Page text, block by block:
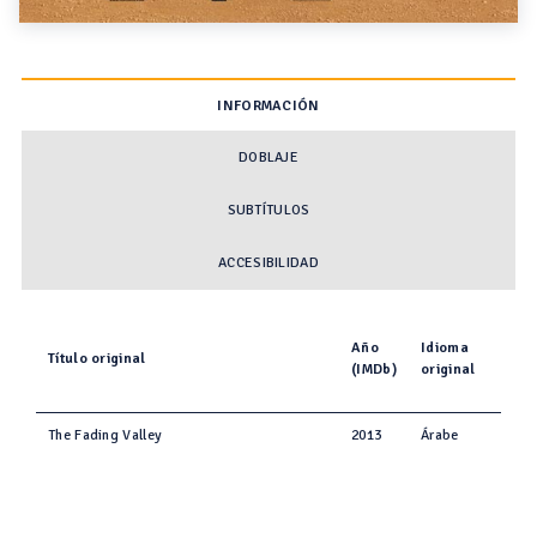
INFORMACIÓN
DOBLAJE
SUBTÍTULOS
ACCESIBILIDAD
Título original
Año
(IMDb)
Idioma
original
The Fading Valley 2013 Árabe